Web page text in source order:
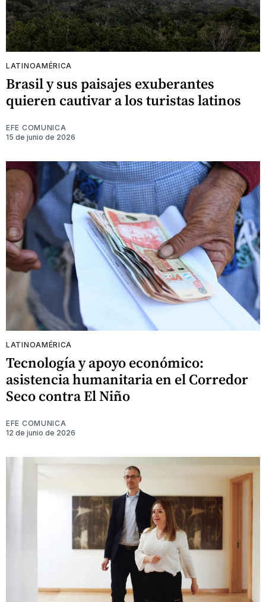
LATINOAMÉRICA
Brasil y sus paisajes exuberantes
quieren cautivar a los turistas latinos
EFE COMUNICA
15 de junio de 2026
LATINOAMÉRICA
Tecnología y apoyo económico:
asistencia humanitaria en el Corredor
Seco contra El Niño
EFE COMUNICA
12 de junio de 2026